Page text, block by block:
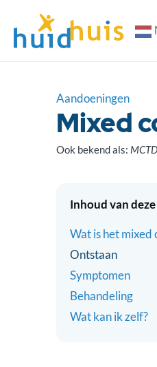
Inhoud van
Wat is het mixed
Ontstaan
Symptomen
Behandeling
Wat kan ik zelf?
Aandoeningen
Mixed
Ook bekend als: MCTD